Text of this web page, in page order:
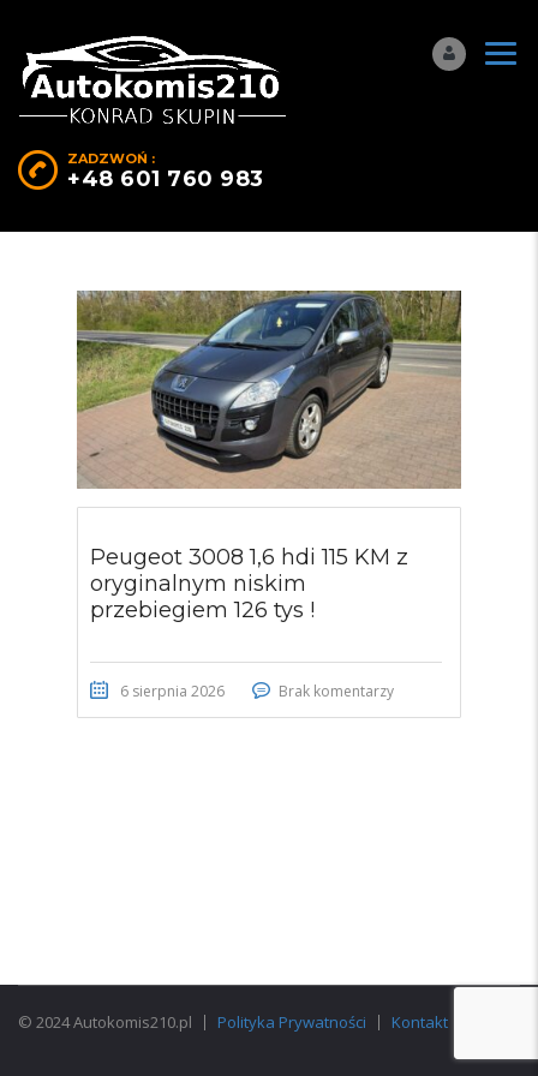
ZADZWOŃ :
+48 601 760 983
Peugeot 3008 1,6 hdi 115 KM z
oryginalnym niskim
przebiegiem 126 tys !
6 sierpnia 2026 Brak komentarzy
© 2024 Autokomis210.pl Polityka Prywatności Kontakt